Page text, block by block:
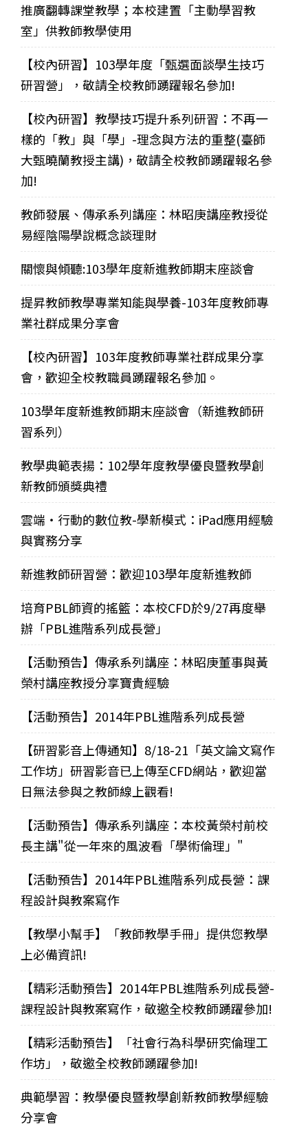
推廣翻轉課堂教學；本校建置「主動學習教
室」供教師教學使用
【校內研習】103學年度「甄選面談學生技巧
研習營」，敬請全校教師踴躍報名參加!
【校內研習】教學技巧提升系列研習：不再一
樣的「教」與「學」-理念與方法的重整(臺師
大甄曉蘭教授主講)，敬請全校教師踴躍報名參
加!
教師發展、傳承系列講座：林昭庚講座教授從
易經陰陽學說概念談理財
關懷與傾聽:103學年度新進教師期末座談會
提昇教師教學專業知能與學養-103年度教師專
業社群成果分享會
【校內研習】103年度教師專業社群成果分享
會，歡迎全校教職員踴躍報名參加。
103學年度新進教師期末座談會（新進教師研
習系列）
教學典範表揚：102學年度教學優良暨教學創
新教師頒獎典禮
雲端‧行動的數位教-學新模式：iPad應用經驗
與實務分享
新進教師研習營：歡迎103學年度新進教師
培育PBL師資的搖籃：本校CFD於9/27再度舉
辦「PBL進階系列成長營」
【活動預告】傳承系列講座：林昭庚董事與黃
榮村講座教授分享寶貴經驗
【活動預告】2014年PBL進階系列成長營
【研習影音上傳通知】8/18-21「英文論文寫作
工作坊」研習影音已上傳至CFD網站，歡迎當
日無法參與之教師線上觀看!
【活動預告】傳承系列講座：本校黃榮村前校
長主講"從一年來的風波看「學術倫理」"
【活動預告】2014年PBL進階系列成長營：課
程設計與教案寫作
【教學小幫手】「教師教學手冊」提供您教學
上必備資訊!
【精彩活動預告】2014年PBL進階系列成長營-
課程設計與教案寫作，敬邀全校教師踴躍參加!
【精彩活動預告】「社會行為科學研究倫理工
作坊」，敬邀全校教師踴躍參加!
典範學習：教學優良暨教學創新教師教學經驗
分享會